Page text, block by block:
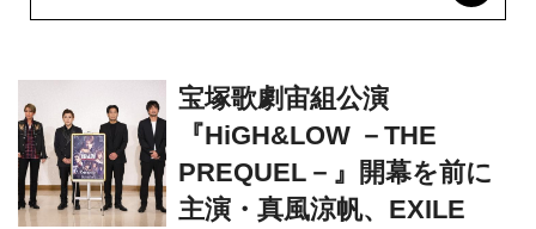
宝塚歌劇宙組公演
『HiGH&LOW －THE
PREQUEL－』開幕を前に
主演・真風涼帆、EXILE